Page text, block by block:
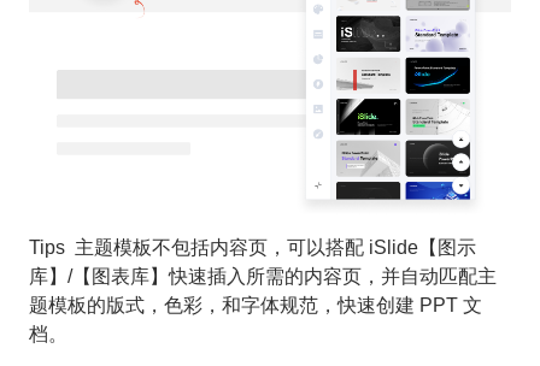
Tips 主题模板不包括内容页，可以搭配 iSlide【图示
库】/【图表库】快速插入所需的内容页，并自动匹配主
题模板的版式，色彩，和字体规范，快速创建 PPT 文
档。